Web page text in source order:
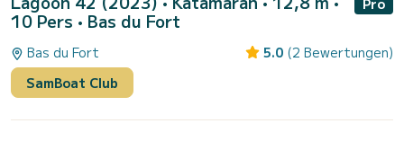
10 Pers • Bas du Fort
Bas du Fort 5.0 (2 Bewertungen)
SamBoat Club